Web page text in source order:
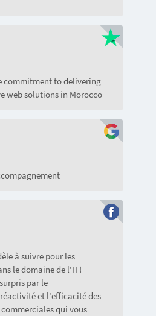
commitment to delivering
web solutions in Morocco
à suivre pour les
le domaine de l'IT!
par le
et l'efficacité des
qui vous